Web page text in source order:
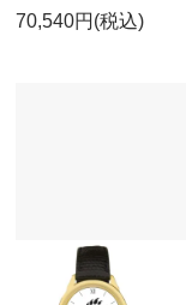
70,540円(税込)